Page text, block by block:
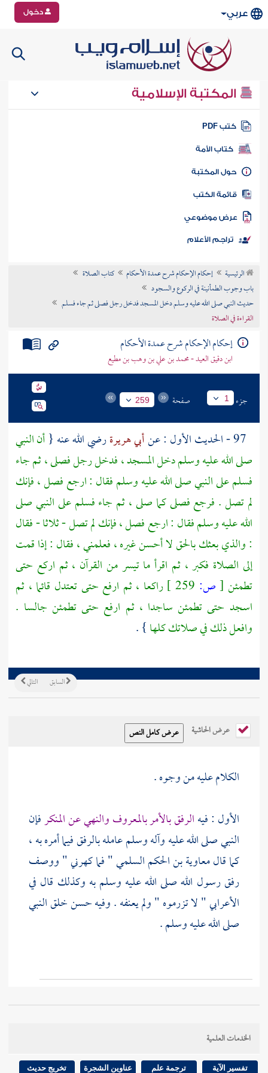
عربي دخول
المكتبة الإسلامية
كتب PDF
كتاب الأمة
المكتبة
الكتب
موضوعي
تراجم الأعلام
الرئيسية إحكام الإحكام شرح عمدة الأحكام
كتاب الصلاة
باب وجوب الطمأنينة في الركوع والسجود
حديث النبي صلى الله عليه وسلم دخل المسجد فدخل رجل فصلى ثم جاء فسلم
القراءة في الصلاة
إحكام الإحكام شرح عمدة الأحكام
ابن دقيق العيد - محمد بن علي بن وهب بن مطيع
جزء 1 صفحة 259
أبي هريرةرضي الله عنه {أن النبي
صلى الله عليه وسلم دخل المسجد ، فدخل رجل فصلى ، ثم جاء
فسلم على النبي صلى الله عليه وسلم فقال : ارجع فصل ، فإنك
لم تصل . فرجع فصلى كما صلى ، ثم جاء فسلم على النبي صلى
الله عليه وسلم فقال : ارجع فصل ، فإنك لم تصل - ثلاثا - فقال
: والذي بعثك بالحق لا أحسن غيره ، فعلمني ، فقال : إذا قمت
إلى الصلاة فكبر ، ثم اقرأ ما تيسر من القرآن ، ثم اركع حتى
تطمئن [ص:
راكعا ، ثم ارفع حتى تعتدل قائما ، ثم
اسجد حتى تطمئن ساجدا ، ثم ارفع حتى تطمئن جالسا .
وافعل ذلك في صلاتك كلها} .
التالي السابق
عرض الحاشية
الكلام عليه من وجوه .
الأول : فيهالرفق بالأمر بالمعروف والنهي عن المنكرفإن
النبي صلى الله عليه وآله وسلم عامله بالرفق فيما أمره به ،
كما قالمعاوية بن الحكم السلمي" فما كهرني " ووصف
رفق رسول الله صلى الله عليه وسلم به وكذلك قال في
الأعرابي " لا تزرموه " ولم يعنفه . وفيه حسن خلق النبي
صلى الله عليه وسلم .
بعض طرقه ، مع الفصل القريب .
الخدمات العلمية
تفسير الآية ترجمة علم عناوين الشجرة تخريج حديث